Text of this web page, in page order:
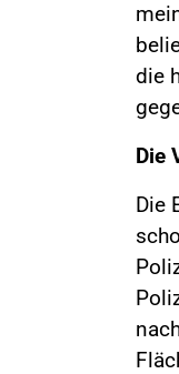
die
Die
Die